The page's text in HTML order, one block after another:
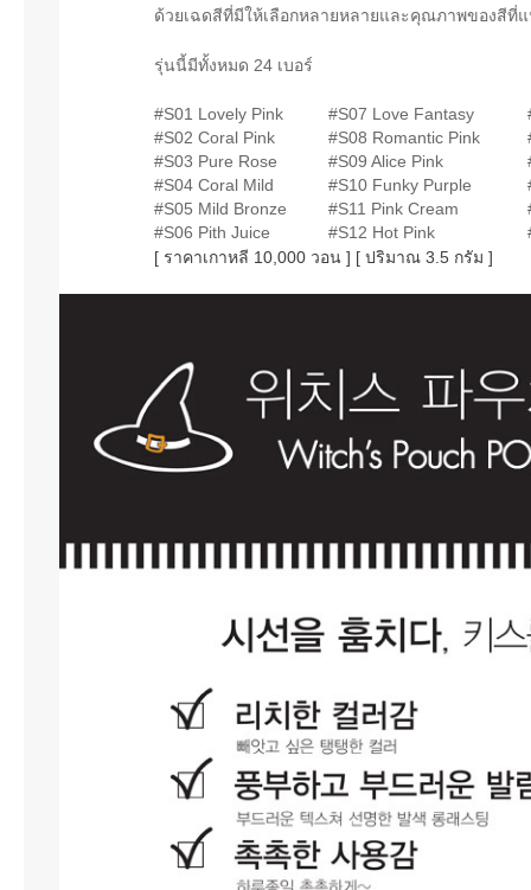
ด้วยเฉดสีที่มีให้เลือกหลายหลายและคุณภาพของสีที่
รุ่นนี้มีทั้งหมด 24 เบอร์
#S01 Lovely Pink
#S02 Coral Pink
#S03 Pure Rose
#S04 Coral Mild
#S05 Mild Bronze
#S06 Pith Juice
#S07 Love Fantasy
#S08 Romantic Pink
#S09 Alice Pink
#S10 Funky Purple
#S11 Pink Cream
#S12 Hot Pink
[ ราคาเกาหลี 10,000 วอน ] [ ปริมาณ 3.5 กรัม ]